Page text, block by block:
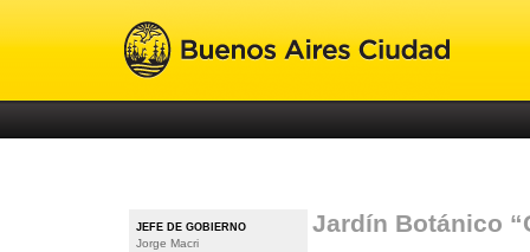
JEFE DE GOBIERNO
Jorge Macri
Jardín Botánico